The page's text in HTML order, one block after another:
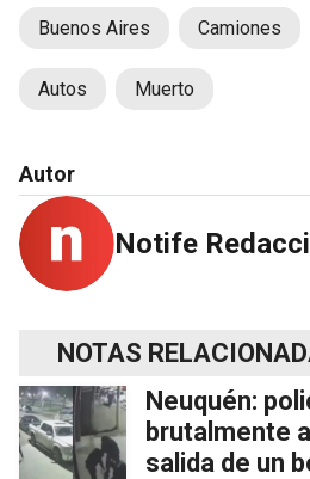
Buenos Aires Camiones
Autos Muerto
Autor
Notife
NOTAS
Neuquén:
brutalmente
salida de un